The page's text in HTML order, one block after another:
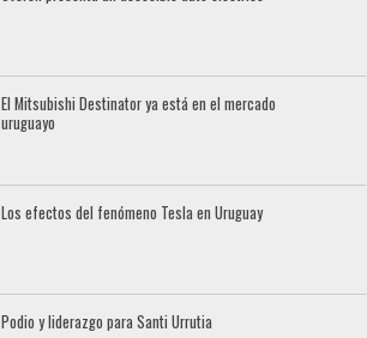
El Mitsubishi Destinator ya está en el mercado
uruguayo
Los efectos del fenómeno Tesla en Uruguay
Podio y liderazgo para Santi Urrutia